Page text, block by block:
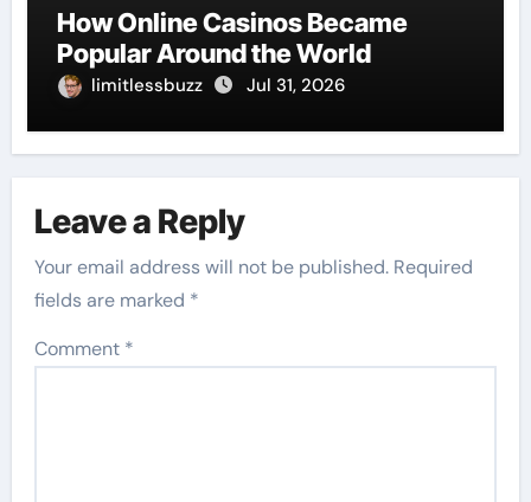
How Online Casinos Became
Popular Around the World
limitlessbuzz Jul 31, 2026
Leave a Reply
Your email address will not be published. Required
fields are marked *
Comment *